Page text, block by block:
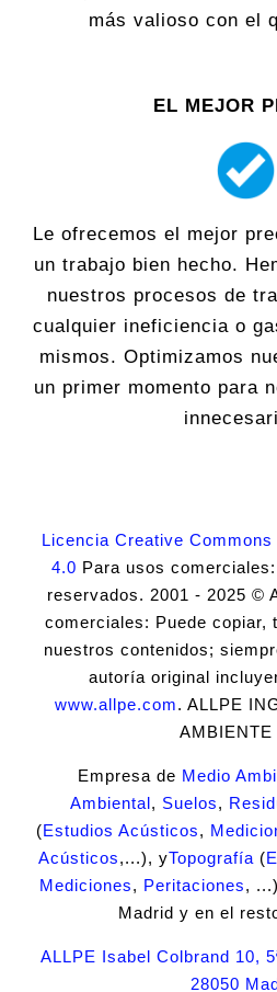
más valioso con el
EL MEJOR
Le ofrecemos el mejor
un trabajo bien hecho.
nuestros procesos de
cualquier ineficiencia o
mismos. Optimizamos
un primer momento para
Licencia Creative
4.0 Para usos
reservados. 2001 - 2025 ©
comerciales: Puede copiar,
nuestros contenidos;
autoría original
www.allpe.com. ALLPE
AMBIENTE
Empresa de Medio
Ambiental, Suelos,
(Estudios Acústicos,
Acústicos,...), yTopografía (
Mediciones, Peritaciones,
Madrid y en el
ALLPE Isabel Colbrand 10,
28050